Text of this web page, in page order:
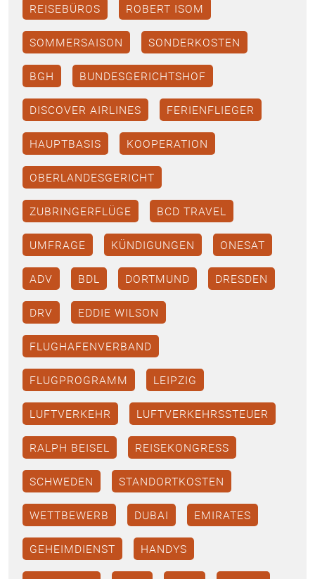
REISEBÜROS ROBERT ISOM
SOMMERSAISON SONDERKOSTEN
BGH BUNDESGERICHTSHOF
DISCOVER AIRLINES FERIENFLIEGER
HAUPTBASIS KOOPERATION
OBERLANDESGERICHT
ZUBRINGERFLÜGE BCD TRAVEL
UMFRAGE KÜNDIGUNGEN ONESAT
ADV BDL DORTMUND DRESDEN
DRV EDDIE WILSON
FLUGHAFENVERBAND
FLUGPROGRAMM LEIPZIG
LUFTVERKEHR LUFTVERKEHRSSTEUER
RALPH BEISEL REISEKONGRESS
SCHWEDEN STANDORTKOSTEN
WETTBEWERB DUBAI EMIRATES
GEHEIMDIENST HANDYS